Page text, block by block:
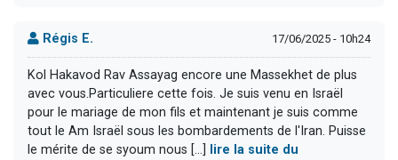
Régis E. 17/06/2025 - 10h24
Kol Hakavod Rav Assayag encore une Massekhet de plus
avec vous.Particuliere cette fois. Je suis venu en Israël
pour le mariage de mon fils et maintenant je suis comme
tout le Am Israël sous les bombardements de l'Iran. Puisse
le mérite de se syoum nous [...] lire la suite du